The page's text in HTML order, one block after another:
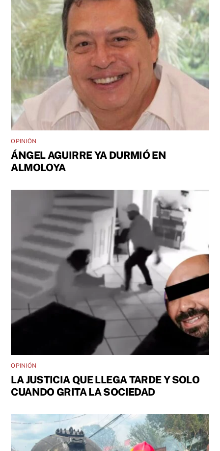
OPINIÓN
ÁNGEL AGUIRRE YA DURMIÓ EN
ALMOLOYA
OPINIÓN
LA JUSTICIA QUE LLEGA TARDE Y SOLO
CUANDO GRITA LA SOCIEDAD